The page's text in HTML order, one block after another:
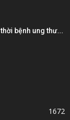
bệnh ung thư...
1672